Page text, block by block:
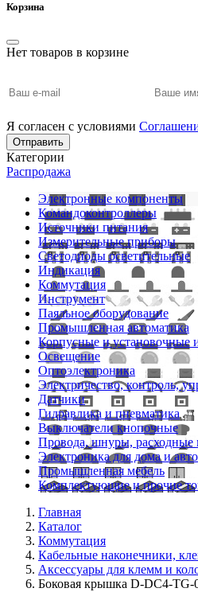
Корзина
Нет товаров в корзине
Я согласен с условиями
Отправить
Категории
Распродажа
Электронные компоненты
Командоконтроллеры
Источники питания
Измерительные приборы
Светодиоды осветительные
Индикация
Коммутация
Инструмент
Паяльное оборудование
Промышленная автоматика
Корпусные и установочные
Освещение
Оптоэлектроника
Электричество, контроль,
Датчики
Гидравлика и пневматика
Выключатели кнопочные
Провода, шнуры, расходные
Электроника для дома и авто
Промышленная мебель
Комплектующие и прочие
Главная
Каталог
Коммутация
Кабельные наконечники,
Аксессуары для клемм и
Боковая крышка D-DC4-TG-